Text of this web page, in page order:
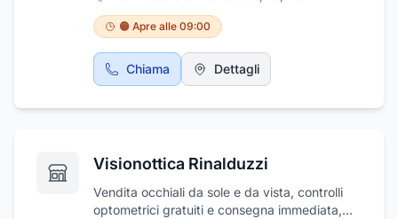
🟠 Apre alle 09:00
Chiama Dettagli
Visionottica Rinalduzzi
Vendita occhiali da sole e da vista, controlli
optometrici gratuiti e consegna immediata,